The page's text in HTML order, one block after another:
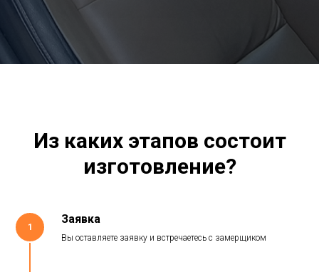
Из каких этапов состоит
изготовление?
1
Заявка
Вы оставляете заявку и встречаетесь с замерщиком